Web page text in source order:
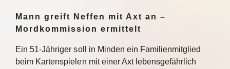
Mann greift Neffen mit Axt an –
Mordkommission ermittelt
Ein 51-Jähriger soll in Minden ein Familienmitglied
beim Kartenspielen mit einer Axt lebensgefährlich